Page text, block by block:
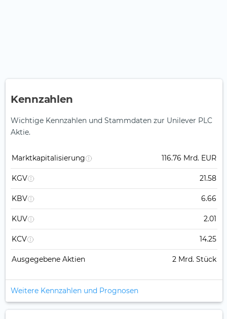
Kennzahlen
Wichtige Kennzahlen und Stammdaten zur Unilever PLC
Aktie.
Marktkapitalisierung 116.76 Mrd. EUR
KGV 21.58
KBV 6.66
KUV 2.01
KCV 14.25
Ausgegebene Aktien 2 Mrd. Stück
Weitere Kennzahlen und Prognosen